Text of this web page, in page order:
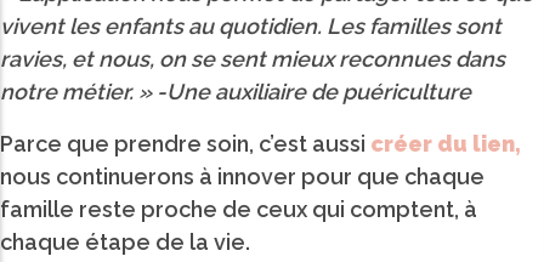
vivent les enfants au quotidien. Les familles sont
ravies, et nous, on se sent mieux reconnues dans
notre métier. » -Une auxiliaire de puériculture
Parce que prendre soin, c’est aussi créer du lien,
nous continuerons à innover pour que chaque
famille reste proche de ceux qui comptent, à
chaque étape de la vie.